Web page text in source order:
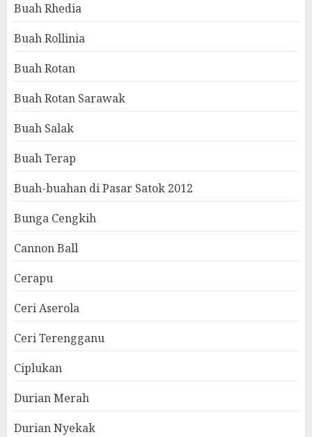
Buah Rhedia
Buah Rollinia
Buah Rotan
Buah Rotan Sarawak
Buah Salak
Buah Terap
Buah-buahan di Pasar Satok 2012
Bunga Cengkih
Cannon Ball
Cerapu
Ceri Aserola
Ceri Terengganu
Ciplukan
Durian Merah
Durian Nyekak